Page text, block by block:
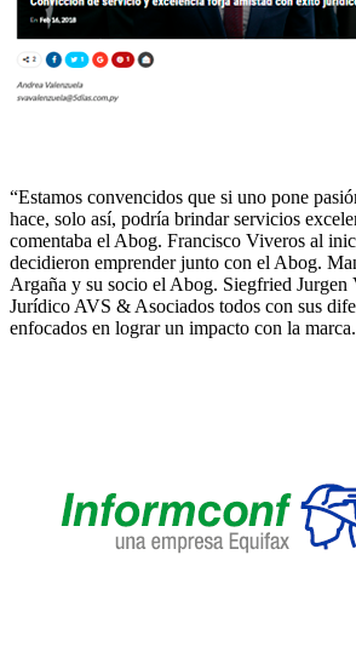
“Estamos convencidos que si uno pone
hace, solo así, podría brindar servicios
comen­taba el Abog. Francisco Viveros al
decidieron emprender junto con el Abog.
Argaña y su socio el Abog. Siegfried Jurgen
Jurídico AVS & Asociados todos con sus
enfocados en lograr un impacto con la marca.